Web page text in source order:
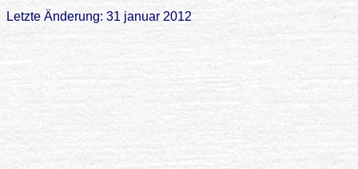
Letzte Änderung: 31 januar 2012